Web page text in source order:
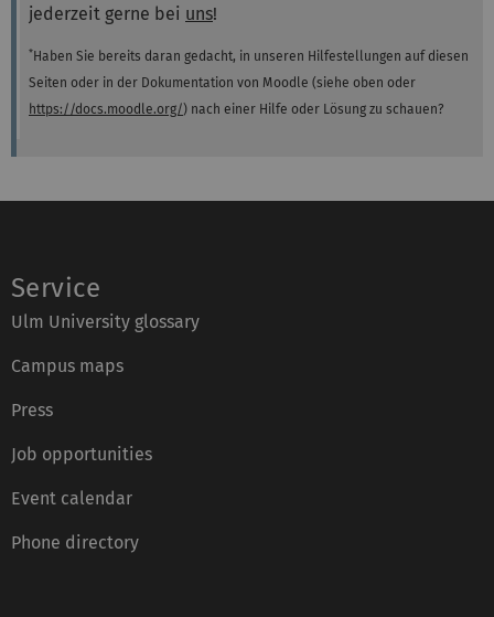
jederzeit gerne bei uns!
* Haben Sie bereits daran gedacht, in unseren Hilfestellungen auf diesen
Seiten oder in der Dokumentation von Moodle (siehe oben oder
https://docs.moodle.org/) nach einer Hilfe oder Lösung zu schauen?
Service
Ulm University glossary
Campus maps
Press
Job opportunities
Event calendar
Phone directory